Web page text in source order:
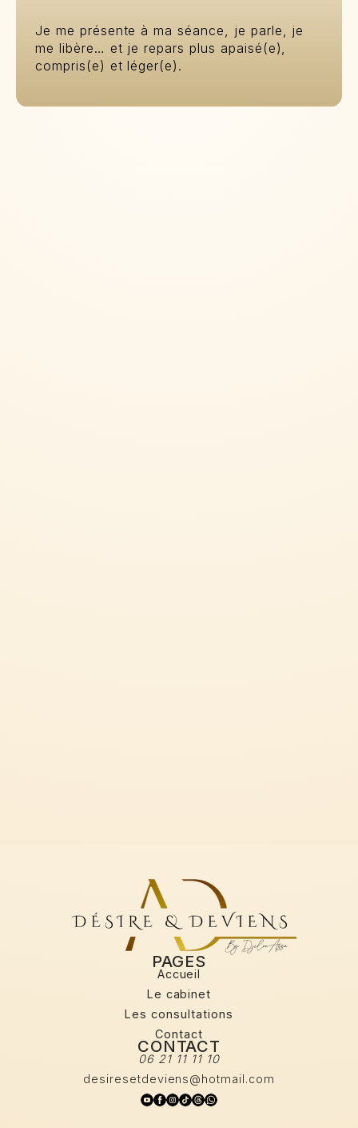
Je me présente à ma séance, je parle, je
me libère… et je repars plus apaisé(e),
compris(e) et léger(e).
PAGES
Accueil
Home
Le cabinet
Le cabinet
Les consultations
Les consultations
Contact
Contact
CONTACT
06 21 11 11 10
desiresetdeviens@hotmail.com